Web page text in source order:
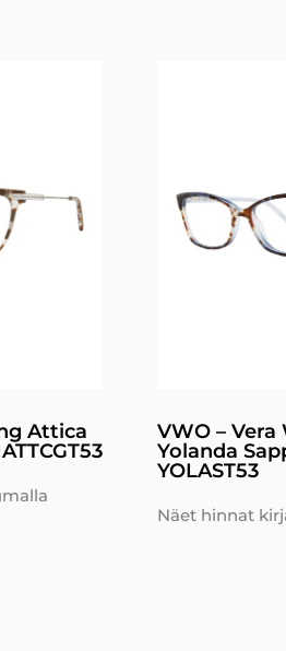
Attica
VWO – Vera
Yolanda
YOLAST53
Näet hinnat